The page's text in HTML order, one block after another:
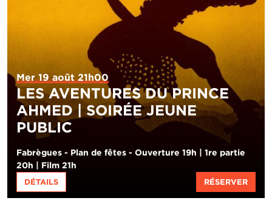
Mer 19 août 21h00
LES AVENTURES DU PRINCE
AHMED | SOIRÉE JEUNE
PUBLIC
Fabrègues - Plan de fêtes - Ouverture 19h | 1re partie
20h | Film 21h
DÉTAILS RÉSERVER